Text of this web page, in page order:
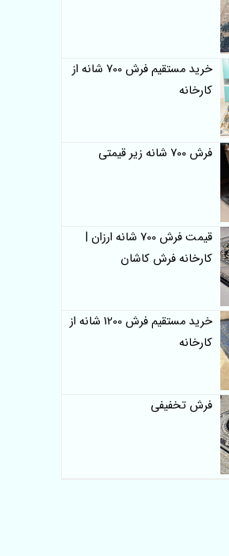
خرید مستقیم فرش 700 شانه از
کارخانه
فرش 700 شانه زیر قیمتی
قیمت فرش 700 شانه ارزان |
کارخانه فرش کاشان
خرید مستقیم فرش 1200 شانه از
کارخانه
فرش تخفیفی